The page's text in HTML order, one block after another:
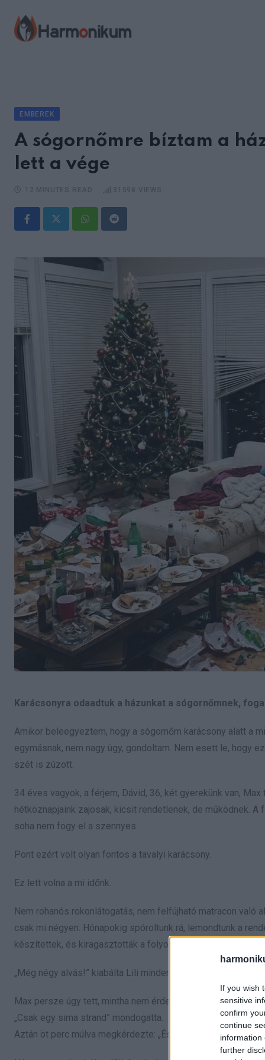
If you wish
sensitive
confirm
continue
information
further
content
EMBEREK
A sógornőmre bíztam a
lett a vége
WhatsappReddit
Karácsonyra odaadtuk a házunkat a sógornőmnek,
Amikor beleegyeztem, hogy a sógornőm karácsony alatt a
egymásnak, nem nagy ügy, gondoltam. Nem esett le, hogy
szét is zúzott.
34 éves vagyok, a férjem, Dávid, 36, két gyerekünk van,
hétköznapjaink zajosak, kicsit rendetlenek, de működnek.
soha nem fogy el a szennyes.
Pont ezért volt olyan fontos a tavalyi karácsony.
Ez lett volna a mi időnk.
Nem rohanós rokonlátogatás, nem felfújható matracon való
csak mi négyen. Hónapokig spóroltunk rá, lemondtunk a
készítettek, és kiragasztották a folyosó falára.
„Még négy alvás!” kiabálta Lili minden reggel, miközben
Max persze úgy tett, mintha nem érdekelné.
„Csak egy sima strand” mondogatta.
Aztán öt perc múlva megkérdezte: „És most hány alvás van